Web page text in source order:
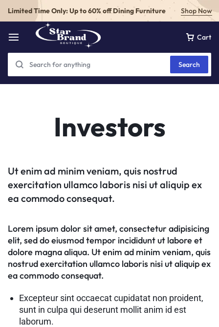
Limited Time Only: Up to 60% off Dining Furniture Shop Now
Cart
Search
Investors
Ut enim ad minim veniam, quis nostrud
exercitation ullamco laboris nisi ut aliquip ex
ea commodo consequat.
Lorem ipsum dolor sit amet, consectetur adipisicing
elit, sed do eiusmod tempor incididunt ut labore et
dolore magna aliqua. Ut enim ad minim veniam, quis
nostrud exercitation ullamco laboris nisi ut aliquip ex
ea commodo consequat.
Excepteur sint occaecat cupidatat non proident,
sunt in culpa qui deserunt mollit anim id est
laborum.